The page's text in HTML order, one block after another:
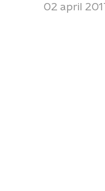
02 april